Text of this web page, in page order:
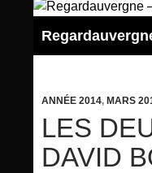
ANNÉE 2014, MARS
LES
DAVID